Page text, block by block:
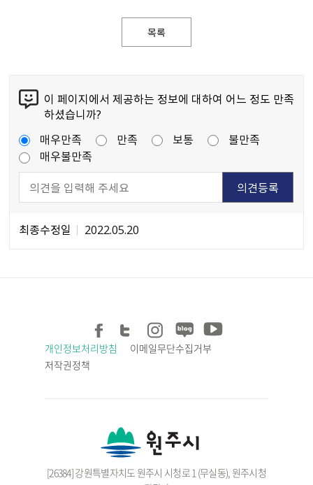
목록
이 페이지에서 제공하는 정보에 대하여 어느 정도 만족
하셨습니까?
매우만족
만족 보통
불만족
매우불만족
최종수정일 2022.05.20
개인정보처리방침
이메일무단수집거부
저작권정책
[26384] 강원특별자치도 원주시 시청로 1 (무실동), 원주시청